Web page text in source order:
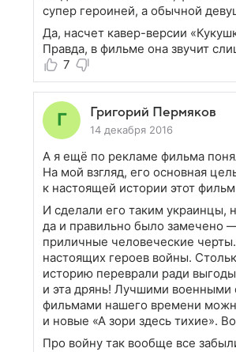
супер героиней, а обычной
Да, насчет кавер-версии
Правда, в фильме она звучит
7
Григорий Пермяков
14 декабря 2016
А я ещё по рекламе фильма
На мой взгляд, его основная
к настоящей истории этот
И сделали его таким украинцы,
да и правильно было замечено
приличные человеческие
настоящих героев войны.
историю переврали ради
и эта дрянь! Лучшими
фильмами нашего времени
и новые «А зори здесь тихие».
Про войну так вообще все